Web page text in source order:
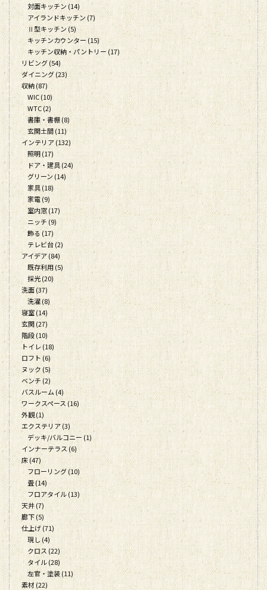
対面キッチン (14)
アイランドキッチン (7)
Ⅱ型キッチン (5)
キッチンカウンター (15)
キッチン収納・パントリー (17)
リビング (54)
ダイニング (23)
収納 (87)
WIC (10)
WTC (2)
書庫・書棚 (8)
玄関土間 (11)
インテリア (132)
照明 (17)
ドア・建具 (24)
グリーン (14)
家具 (18)
家電 (9)
室内窓 (17)
ニッチ (9)
飾る (17)
テレビ台 (2)
アイデア (84)
既存利用 (5)
採光 (20)
洗面 (37)
洗濯 (8)
寝室 (14)
玄関 (27)
階段 (10)
トイレ (18)
ロフト (6)
ヌック (5)
ベンチ (2)
バスルーム (4)
ワークスペース (16)
外観 (1)
エクステリア (3)
デッキ/バルコニー (1)
インナーテラス (6)
床 (47)
フローリング (10)
畳 (14)
フロアタイル (13)
天井 (7)
廊下 (5)
仕上げ (71)
現し (4)
クロス (22)
タイル (28)
左官・塗装 (11)
素材 (22)